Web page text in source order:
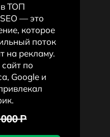
ТОП
— это
которое
поток
на рекламу.
по
Google и
P